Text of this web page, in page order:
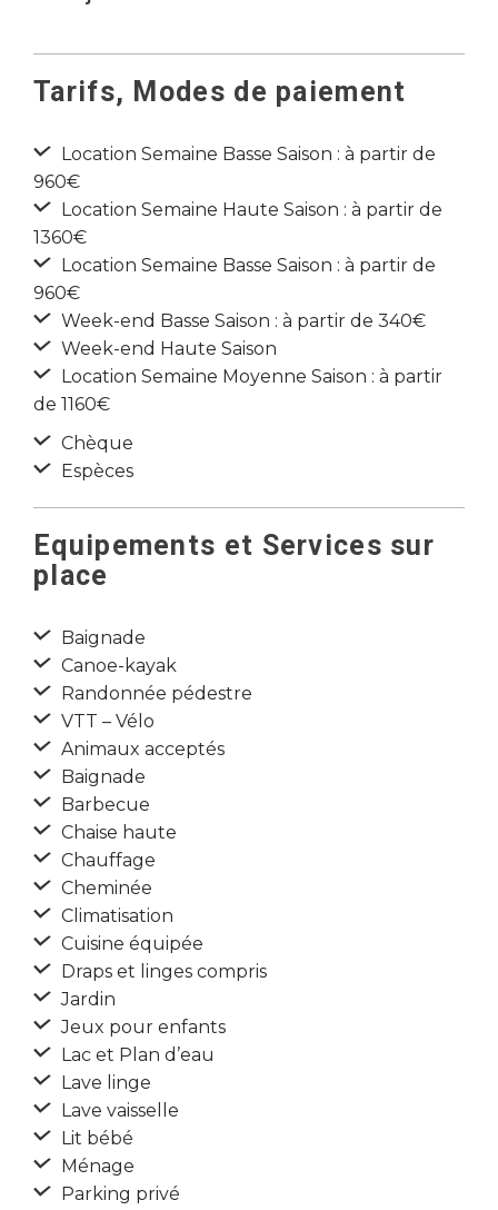
Tarifs, Modes de paiement
Location Semaine Basse Saison : à partir de
960€
Location Semaine Haute Saison : à partir de
1360€
Location Semaine Basse Saison : à partir de
960€
Week-end Basse Saison : à partir de 340€
Week-end Haute Saison
Location Semaine Moyenne Saison : à partir
de 1160€
Chèque
Espèces
Equipements et Services sur
place
Baignade
Canoe-kayak
Randonnée pédestre
VTT – Vélo
Animaux acceptés
Baignade
Barbecue
Chaise haute
Chauffage
Cheminée
Climatisation
Cuisine équipée
Draps et linges compris
Jardin
Jeux pour enfants
Lac et Plan d’eau
Lave linge
Lave vaisselle
Lit bébé
Ménage
Parking privé